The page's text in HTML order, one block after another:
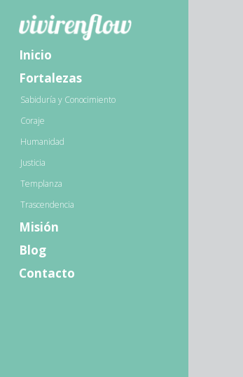
Inicio
Fortalezas
Sabiduría y Conocimiento
Coraje
Humanidad
Justicia
Templanza
Trascendencia
Misión
Blog
Contacto